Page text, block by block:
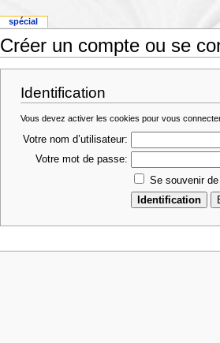
Créer un compte ou se
Identification
Vous devez activer les cookies pour vous
Votre nom d’utilisateur:
Votre mot de passe:
Se souvenir
spécial